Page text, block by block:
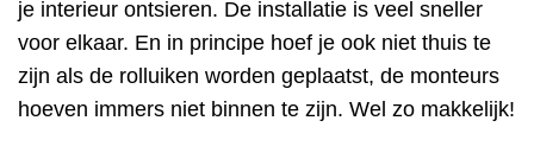
je interieur ontsieren. De installatie is veel sneller
voor elkaar. En in principe hoef je ook niet thuis te
zijn als de rolluiken worden geplaatst, de monteurs
hoeven immers niet binnen te zijn. Wel zo makkelijk!